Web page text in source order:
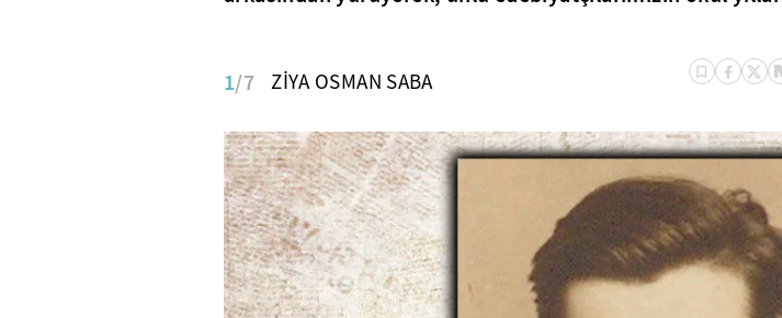
1/7 ZİYA OSMAN SABA